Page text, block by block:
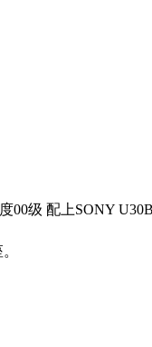
00级 配上SONY